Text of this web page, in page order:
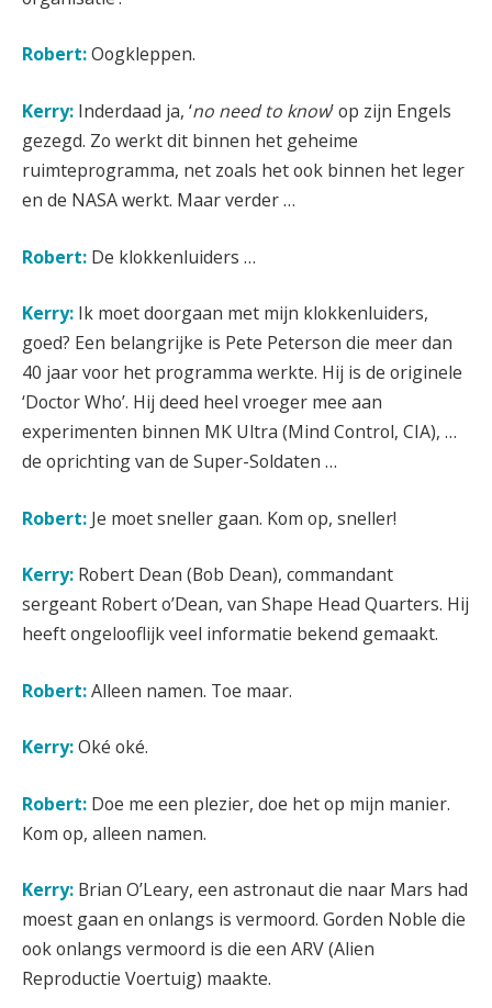
Robert:Oogkleppen.
Kerry: Inderdaad ja, ‘no need to know’ op zijn Engels
gezegd. Zo werkt dit binnen het geheime
ruimteprogramma, net zoals het ook binnen het leger
en de NASA werkt. Maar verder …
Robert: De klokkenluiders …
Kerry: Ik moet doorgaan met mijn klokkenluiders,
goed? Een belangrijke is Pete Peterson die meer dan
40 jaar voor het programma werkte. Hij is de originele
‘Doctor Who’. Hij deed heel vroeger mee aan
experimenten binnen MK Ultra (Mind Control, CIA), …
de oprichting van de Super-Soldaten …
Robert: Je moet sneller gaan. Kom op, sneller!
Kerry: Robert Dean (Bob Dean), commandant
sergeant Robert o’Dean, van Shape Head Quarters. Hij
heeft ongelooflijk veel informatie bekend gemaakt.
Robert:Alleen namen. Toe maar.
Kerry:Oké oké.
Robert: Doe me een plezier, doe het op mijn manier.
Kom op, alleen namen.
Kerry: Brian O’Leary, een astronaut die naar Mars had
moest gaan en onlangs is vermoord. Gorden Noble die
ook onlangs vermoord is die een ARV (Alien
Reproductie Voertuig) maakte.